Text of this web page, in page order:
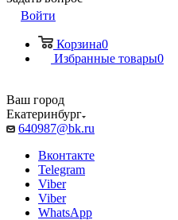
Войти
Корзина0
Избранные товары0
Ваш город
Екатеринбург
640987@bk.ru
Вконтакте
Telegram
Viber
Viber
WhatsApp